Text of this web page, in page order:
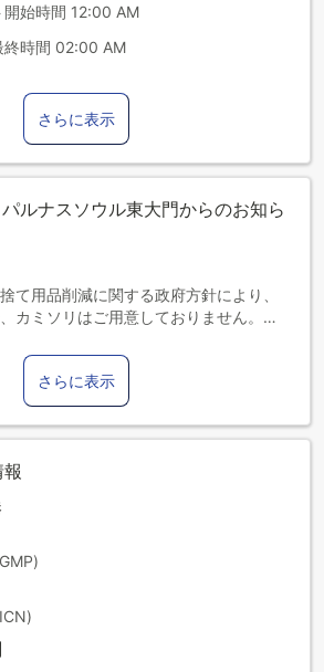
始時間 12:00 AM
時間 02:00 AM
さらに表示
ルナスソウル東大門からのお知ら
て用品削減に関する政府方針により、
カミソリはご用意しておりません。
ざいませんので、公共交通機関をご利
さらに表示